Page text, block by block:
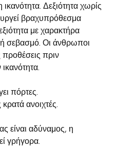
ικανότητα. Δεξιότητα χωρίς
βραχυπρόθεσμα
με χαρακτήρα
σεβασμό. Οι άνθρωποι
προθέσεις πριν
πόρτες.
ανοιχτές.
είναι αδύναμος, η
γρήγορα.